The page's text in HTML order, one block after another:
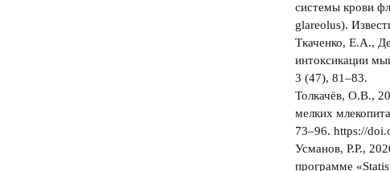
системы крови
glareolus).
Ткаченко, Е.А.,
интоксикации
3 (47), 81‒83.
Толкачёв, О.В.,
мелких
73‒96. https://
Усманов, Р.Р.,
программе